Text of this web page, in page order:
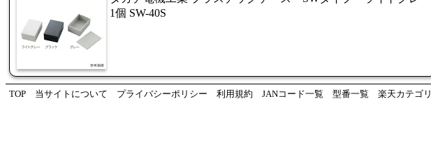
1個 SW-40S
TOP 当サイトについて プライバシーポリシー 利用規約 JANコード一覧 型番一覧 楽天カテゴリ